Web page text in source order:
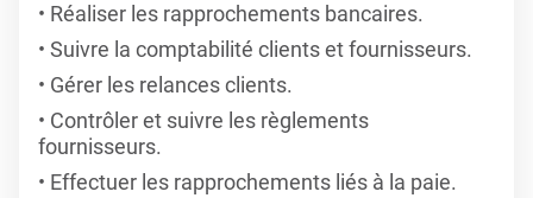
Réaliser les rapprochements bancaires.
Suivre la comptabilité clients et fournisseurs.
Gérer les relances clients.
Contrôler et suivre les règlements
fournisseurs.
Effectuer les rapprochements liés à la paie.